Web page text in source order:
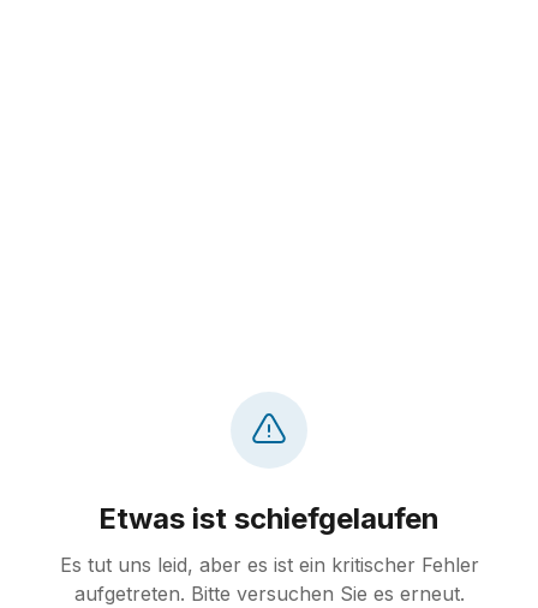
Etwas ist schiefgelaufen
Es tut uns leid, aber es ist ein kritischer Fehler
aufgetreten. Bitte versuchen Sie es erneut.